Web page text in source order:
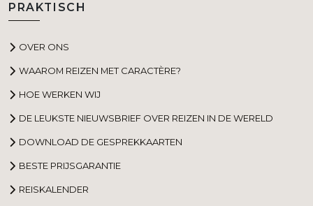
PRAKTISCH
OVER ONS
WAAROM REIZEN MET CARACTÈRE?
HOE WERKEN WIJ
DE LEUKSTE NIEUWSBRIEF OVER REIZEN IN DE WERELD
DOWNLOAD DE GESPREKKAARTEN
BESTE PRIJSGARANTIE
REISKALENDER